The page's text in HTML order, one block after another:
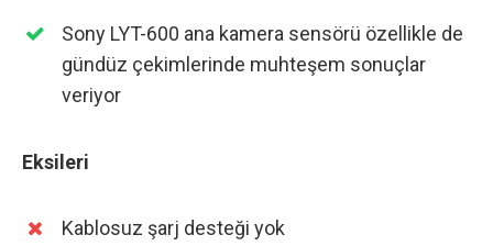
Sony LYT-600 ana kamera sensörü özellikle de
gündüz çekimlerinde muhteşem sonuçlar
veriyor
Eksileri
Kablosuz şarj desteği yok